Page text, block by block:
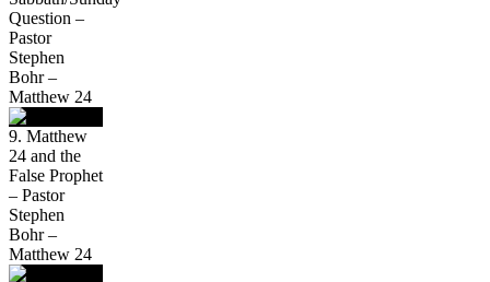
Question –
Pastor
Stephen
Bohr –
Matthew 24
9. Matthew
24 and the
False Prophet
– Pastor
Stephen
Bohr –
Matthew 24